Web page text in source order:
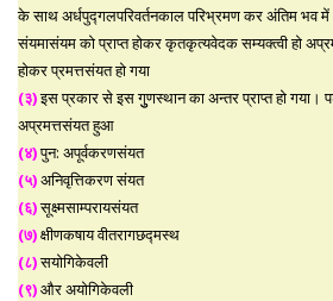
के साथ अर्धपुद्गलपरिवर्तनकाल परिभ्रमण कर अंतिम भव
संयमासंयम को प्राप्त होकर कृतकृत्यवेदक सम्यक्त्वी हो
होकर प्रमत्तसंयत हो गया
(३)इस प्रकार से इस गुुणस्थान का अन्तर प्राप्त हो गया।
अप्रमत्तसंयत हुआ
(४)पुन: अपूर्वकरणसंयत
(५)अनिवृत्तिकरण संयत
(६)सूक्ष्मसाम्परायसंयत
(७)क्षीणकषाय वीतरागछद्मस्थ
(८)सयोगिकेवली
(९)और अयोगिकेवली